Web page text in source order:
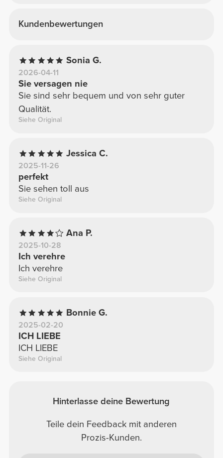
Kundenbewertungen
Sonia G.
2026-04-11
Sie versagen nie
Sie sind sehr bequem und von sehr guter
Qualität.
Siehe Original
Jessica C.
2025-11-26
perfekt
Sie sehen toll aus
Siehe Original
Ana P.
2025-10-28
Ich verehre
Ich verehre
Siehe Original
Bonnie G.
2025-02-20
ICH LIEBE
ICH LIEBE
Siehe Original
Hinterlasse deine Bewertung
Teile dein Feedback mit anderen
Prozis-Kunden.